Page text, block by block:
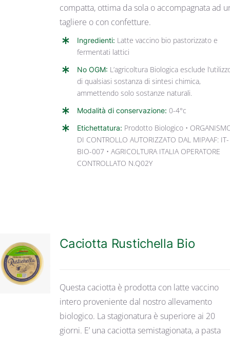
compatta, ottima da sola o accompagnata ad
tagliere o con confetture.
Ingredienti: Latte vaccino bio pastorizzato e
fermentati lattici
No OGM: L’agricoltura Biologica esclude
di qualsiasi sostanza di sintesi chimica,
ammettendo solo sostanze naturali.
Modalità di conservazione: 0-4°c
Etichettatura: Prodotto Biologico •
DI CONTROLLO AUTORIZZATO DAL MIPAAF: IT-
BIO-007 • AGRICOLTURA ITALIA OPERATORE
CONTROLLATO N.Q02Y
DETTAGLI
Caciotta Rustichella Bio
Questa caciotta è prodotta con latte vaccino
intero proveniente dal nostro allevamento
biologico. La stagionatura è superiore ai 20
giorni. E’ una caciotta semistagionata, a pasta